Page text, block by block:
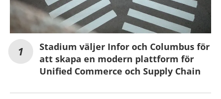
Stadium väljer Infor och Columbus för
att skapa en modern plattform för
Unified Commerce och Supply Chain